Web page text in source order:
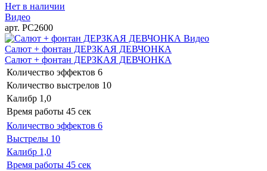
Нет в наличии
Видео
арт. РС2600
Видео
Салют + фонтан ДЕРЗКАЯ ДЕВЧОНКА
Салют + фонтан ДЕРЗКАЯ ДЕВЧОНКА
Количество эффектов 6
Количество выстрелов 10
Калибр 1,0
Время работы 45 сек
Количество эффектов 6
Выстрелы 10
Калибр 1,0
Время работы 45 сек